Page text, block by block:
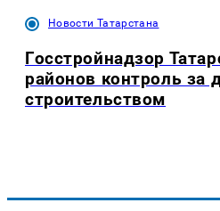
Новости Татарстана
Госстройнадзор
районов контроль за
строительством